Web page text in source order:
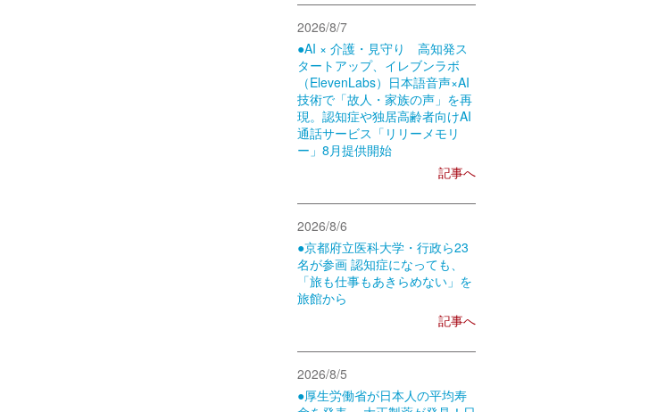
2026/8/7
●AI × 介護・見守り 高知発ス
タートアップ、イレブンラボ
（ElevenLabs）日本語音声×AI
技術で「故人・家族の声」を再
現。認知症や独居高齢者向けAI
通話サービス「リリーメモリ
ー」8月提供開始
記事へ
2026/8/6
●京都府立医科大学・行政ら23
名が参画 認知症になっても、
「旅も仕事もあきらめない」を
旅館から
記事へ
2026/8/5
●厚生労働省が日本人の平均寿